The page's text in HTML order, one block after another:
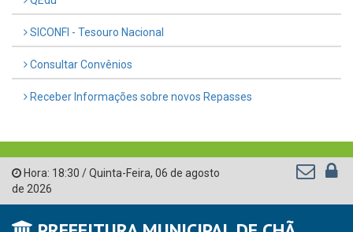
SICONFI - Tesouro Nacional
Consultar Convênios
Receber Informações sobre novos Repasses
Hora: 18:30 /Quinta-Feira, 06 de agosto
de 2026